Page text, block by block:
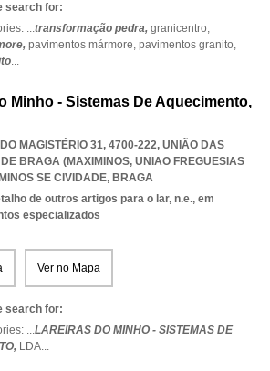
search for:
...transformação pedra, granicentro,
pavimentos mármore, pavimentos granito,
...
Minho - Sistemas De Aquecimento,
MAGISTÉRIO 31, 4700-222, UNIÃO DAS
BRAGA (MAXIMINOS, UNIAO FREGUESIAS
SE CIVIDADE, BRAGA
de outros artigos para o lar, n.e., em
especializados
Ver no Mapa
search for:
...LAREIRAS DO MINHO - SISTEMAS DE
LDA...